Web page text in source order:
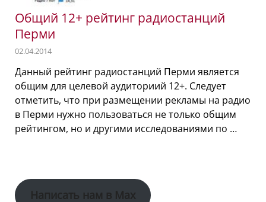
Общий 12+ рейтинг радиостанций
Перми
02.04.2014
Данный рейтинг радиостанций Перми является
общим для целевой аудиториий 12+. Следует
отметить, что при размещении рекламы на радио
в Перми нужно пользоваться не только общим
рейтингом, но и другими исследованиями по …
Написать нам в Max